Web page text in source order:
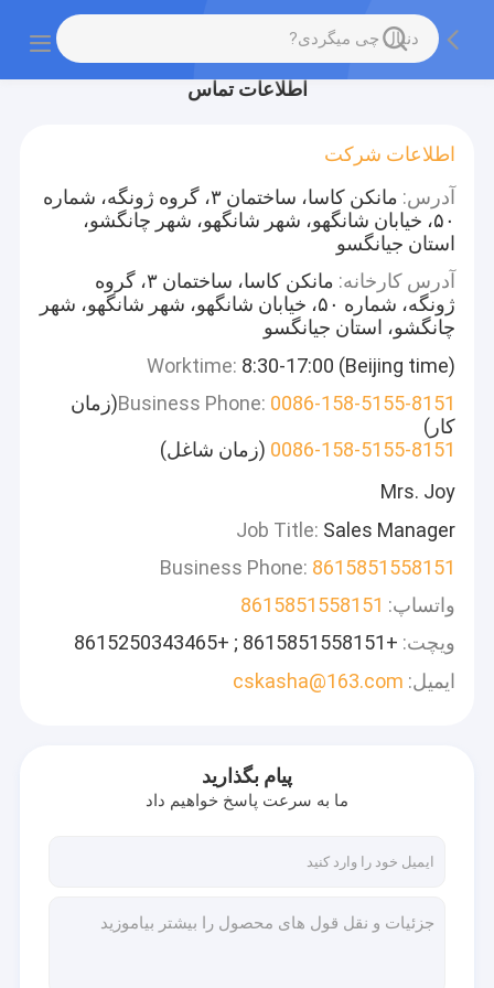
اطلاعات تماس
اطلاعات شرکت
آدرس:
مانکن کاسا، ساختمان ۳، گروه ژونگه، شماره
۵۰، خیابان شانگهو، شهر شانگهو، شهر چانگشو،
استان جیانگسو
آدرس کارخانه:
مانکن کاسا، ساختمان ۳، گروه
ژونگه، شماره ۵۰، خیابان شانگهو، شهر شانگهو، شهر
چانگشو، استان جیانگسو
Worktime: 8:30-17:00 (Beijing time)
Business Phone: 0086-158-5155-8151
(زمان
کار)
0086-158-5155-8151 (زمان شاغل)
Mrs. Joy
Job Title: Sales Manager
Business Phone: 8615851558151
واتساپ: 8615851558151
ویچت: +8615851558151 ; +8615250343465
ایمیل: cskasha@163.com
پیام بگذارید
ما به سرعت پاسخ خواهیم داد